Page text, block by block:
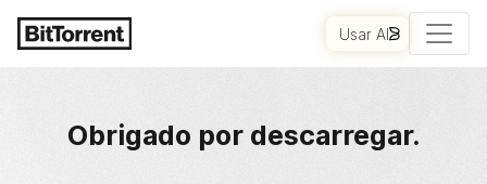
COMEÇAR
Usar AI
Obrigado por descarregar.